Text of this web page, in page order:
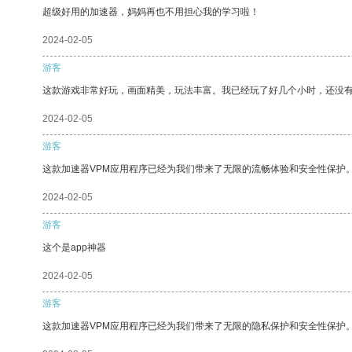
超级好用的加速器，妈妈再也不用担心我的学习啦！
2024-02-05
游客
这款游戏非常好玩，画面精美，玩法丰富。我已经玩了好几个小时，还没有
2024-02-05
游客
这款加速器VPM应用程序已经为我们带来了无限的流畅体验和安全性保护。
2024-02-05
游客
这个是app神器
2024-02-05
游客
这款加速器VPM应用程序已经为我们带来了无限的隐私保护和安全性保护。